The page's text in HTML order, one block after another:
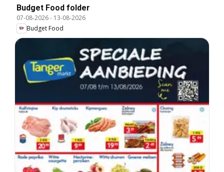
Budget Food folder
07-08-2026- 13-08-2026
Budget Food